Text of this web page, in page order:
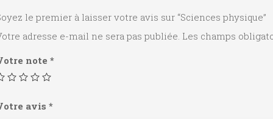
le premier à laisser votre avis sur “Sciences physique”
adresse e-mail ne sera pas publiée. Les champs
note *
avis *